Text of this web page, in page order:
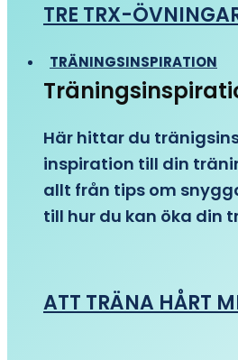
TRE TRX-
TRÄNINGSINSPIRATION
Här hittar du
inspiration till din
allt från tips om
till hur du kan öka din
ATT TRÄNA HÅRT